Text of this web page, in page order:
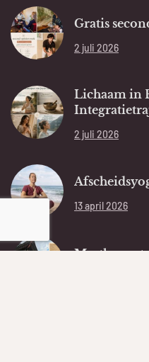
Gratis
2 juli 2026
Lichaam in
2 juli 2026
13 april 2026
Myrthe